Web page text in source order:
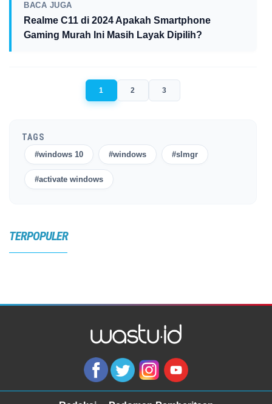
BACA JUGA
Realme C11 di 2024 Apakah Smartphone
Gaming Murah Ini Masih Layak Dipilih?
1 2 3
TAGS
#windows 10 #windows #slmgr
#activate windows
TERPOPULER